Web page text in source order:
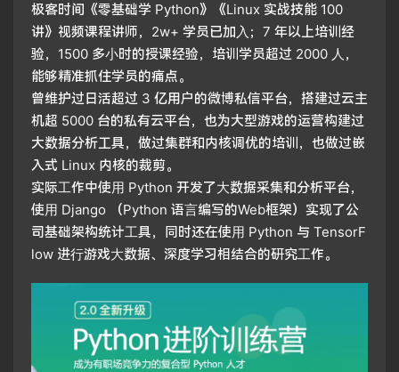
极客时间《零基础学 Python》《Linux 实战技能 100
讲》视频课程讲师，2w+ 学员已加⼊；7 年以上培训经
验，1500 多⼩时的授课经验，培训学员超过 2000 ⼈，
能够精准抓住学员的痛点。
曾维护过日活超过 3 亿用户的微博私信平台，搭建过云主
机超 5000 台的私有云平台，也为大型游戏的运营构建过
大数据分析工具，做过集群和内核调优的培训，也做过嵌
入式 Linux 内核的裁剪。
实际⼯作中使⽤ Python 开发了⼤数据采集和分析平台，
使⽤ Django （Python 语⾔编写的Web框架）实现了公
司基础架构统计⼯具，同时还在使⽤ Python 与 TensorF
low 进⾏游戏⼤数据、深度学习相结合的研究⼯作。